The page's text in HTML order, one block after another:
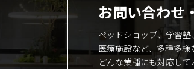
お問い合わせ
ペットショップ、学習塾
医療施設など、多種多様
どんな業種にも対応して